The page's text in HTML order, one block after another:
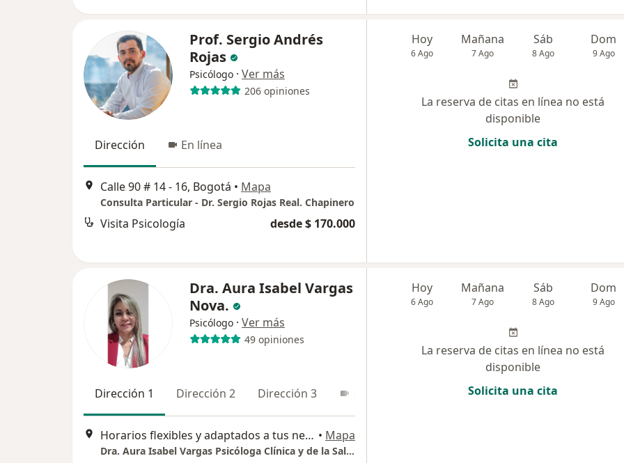
Prof. Sergio Andrés
Rojas
Psicólogo · Ver más
206 opiniones
Dirección En línea
Calle 90 # 14 - 16, Bogotá • Mapa
Consulta Particular - Dr. Sergio Rojas Real. Chapinero
Visita Psicología desde $ 170.000
Hoy
6 Ago
Mañana
7 Ago
Sáb
8 Ago
Dom
9 Ago
La reserva de citas en línea no está
disponible
Solicita una cita
Dra. Aura Isabel Vargas
Nova.
Psicólogo · Ver más
49 opiniones
Dirección 1 Dirección 2 Dirección 3
Horarios flexibles y adaptados a tus necesidades. " Virtual "- Carrera 70 # 22 -35, Bogotá • Mapa
Dra. Aura Isabel Vargas Psicóloga Clínica y de la Salud -Consulta virtual Bogotá
Hoy
6 Ago
Mañana
7 Ago
Sáb
8 Ago
Dom
9 Ago
La reserva de citas en línea no está
disponible
Solicita una cita